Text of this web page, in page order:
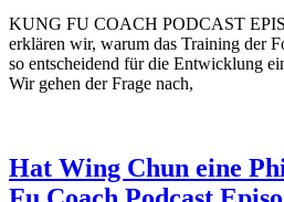
KUNG FU COACH PODCAST
erklären wir, warum das Training der
so entscheidend für die Entwicklung
Wir gehen der Frage nach,
Hat Wing Chun eine